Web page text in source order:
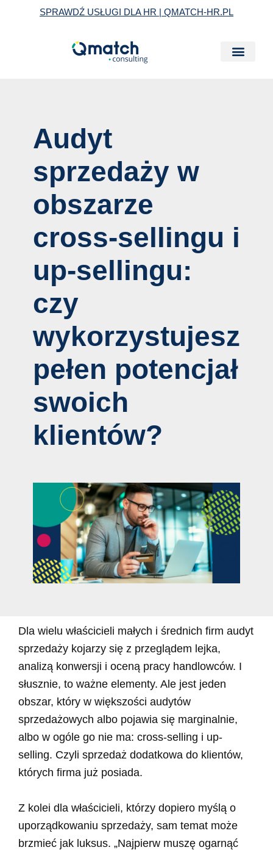
SPRAWDŹ USŁUGI DLA HR | QMATCH-HR.PL
Audyt
sprzedaży w
obszarze
cross-sellingu i
up-sellingu:
czy
wykorzystujesz
pełen potencjał
swoich
klientów?
Dla wielu właścicieli małych i średnich firm audyt
sprzedaży kojarzy się z przeglądem lejka,
analizą konwersji i oceną pracy handlowców. I
słusznie, to ważne elementy. Ale jest jeden
obszar, który w większości audytów
sprzedażowych albo pojawia się marginalnie,
albo w ogóle go nie ma: cross-selling i up-
selling. Czyli sprzedaż dodatkowa do klientów,
których firma już posiada.
Z kolei dla właścicieli, którzy dopiero myślą o
uporządkowaniu sprzedaży, sam temat może
brzmieć jak luksus. „Najpierw muszę ogarnąć